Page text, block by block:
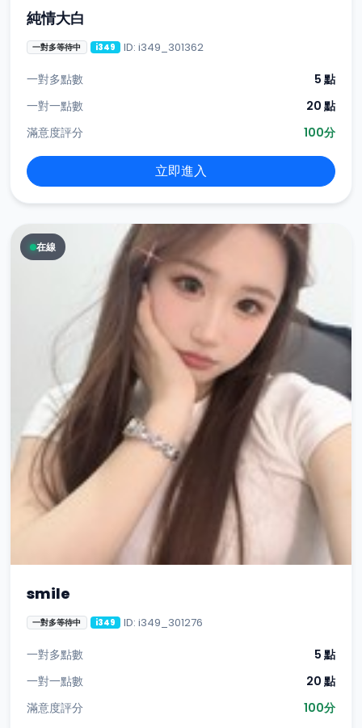
純情大白
一對多等待中 i349 ID: i349_301362
一對多點數
5 點
一對一點數
20 點
滿意度評分
100分
立即進入
在線
smile
一對多等待中 i349 ID: i349_301276
一對多點數
5 點
一對一點數
20 點
滿意度評分
100分